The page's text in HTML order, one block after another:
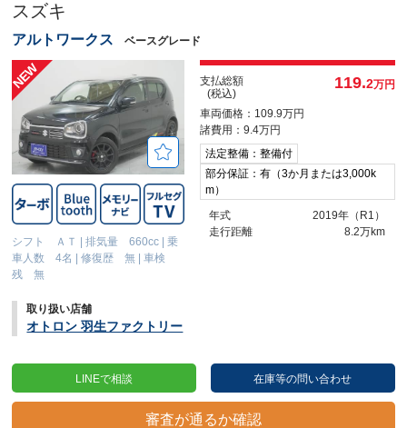
スズキ
アルトワークス ベースグレード
シフト ＡＴ |排気量 660cc |乗
車人数 4名
|修復歴 無 |車検
残 無
支払総額
(税込)
119.2万円
車両価格：109.9万円
諸費用：9.4万円
法定整備：整備付
部分保証：有（3か月または3,000k
m）
年式
2019年（R1）
走行距離
8.2万km
取り扱い店舗
オトロン 羽生ファクトリー
LINEで相談 在庫等の問い合わせ
審査が通るか確認